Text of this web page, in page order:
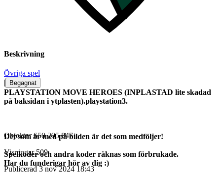
Beskrivning
Övriga spel
|
Begagnat
PLAYSTATION MOVE HEROES (INPLASTAD lite skadad
på baksidan i ytplasten).playstation3.
Det som är med på bilden är det som medföljer!
Spelkoder och andra koder räknas som förbrukade.
Har du funderigar hör av dig :)
Objektnr 650 295 847
Visningar 509
Publicerad 3 nov 2024 18:43